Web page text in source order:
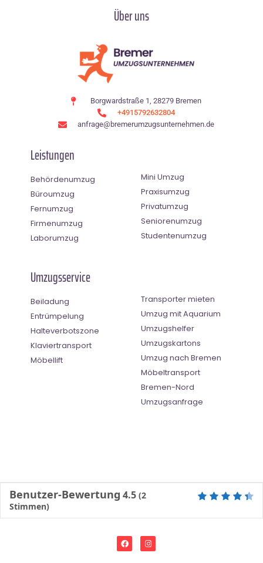
Über uns
Borgwardstraße 1, 28279 Bremen
+4915792632804
anfrage@bremerumzugsunternehmen.de
Leistungen
Behördenumzug
Büroumzug
Fernumzug
Firmenumzug
Laborumzug
Mini Umzug
Praxisumzug
Privatumzug
Seniorenumzug
Studentenumzug
Umzugsservice
Beiladung
Entrümpelung
Halteverbotszone
Klaviertransport
Möbellift
Transporter mieten
Umzug mit Aquarium
Umzugshelfer
Umzugskartons
Umzug nach Bremen
Möbeltransport
Bremen-Nord
Umzugsanfrage
Benutzer-Bewertung 4.5 (2
Stimmen)